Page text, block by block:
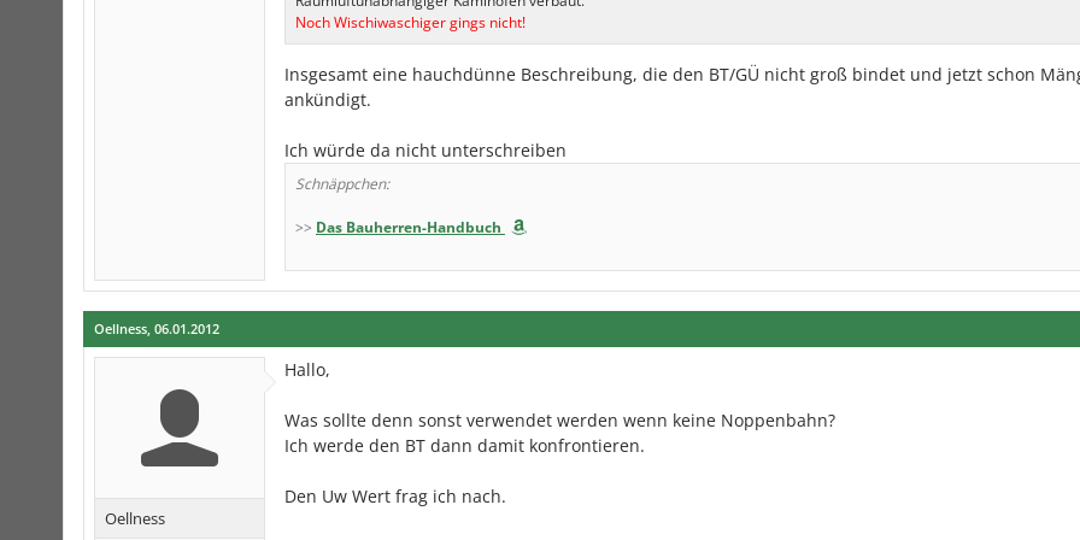
Noch Wischiwaschiger gings nicht!
Insgesamt eine hauchdünne Beschreibung, die den BT/GÜ nicht groß bindet und jetzt schon
ankündigt.
Ich würde da nicht unterschreiben
Schnäppchen:
>> Das Bauherren-Handbuch
Oellness, 06.01.2012
Oellness
Hallo,
Was sollte denn sonst verwendet werden wenn keine Noppenbahn?
Ich werde den BT dann damit konfrontieren.
Den Uw Wert frag ich nach.